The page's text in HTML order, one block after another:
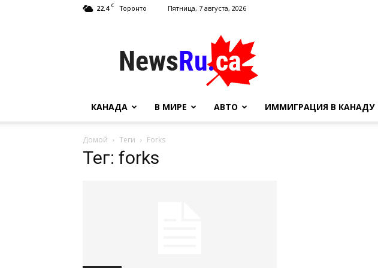
22.4 C Торонто Пятница, 7 августа, 2026
NewsRu.Ca
КАНАДА В МИРЕ АВТО ИММИГРАЦИЯ В КАНАДУ
Домой Теги Forks
Тег: forks